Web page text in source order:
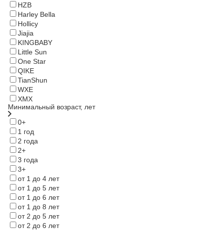
HZB
Harley Bella
Hollicy
Jiajia
KINGBABY
Little Sun
One Star
QIKE
TianShun
WXE
XMX
Минимальный возраст, лет
0+
1 год
2 года
2+
3 года
3+
от 1 до 4 лет
от 1 до 5 лет
от 1 до 6 лет
от 1 до 8 лет
от 2 до 5 лет
от 2 до 6 лет